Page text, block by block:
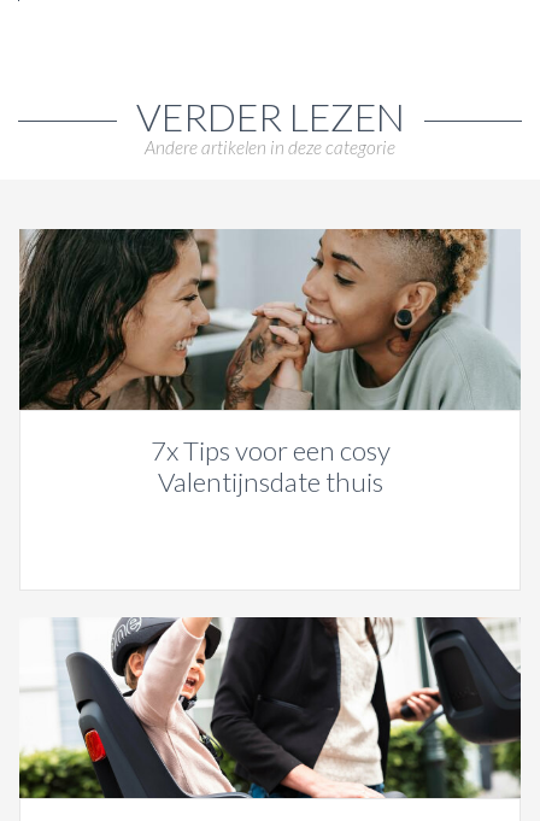
VERDER LEZEN
Andere artikelen in deze categorie
7x Tips voor een cosy
Valentijnsdate thuis